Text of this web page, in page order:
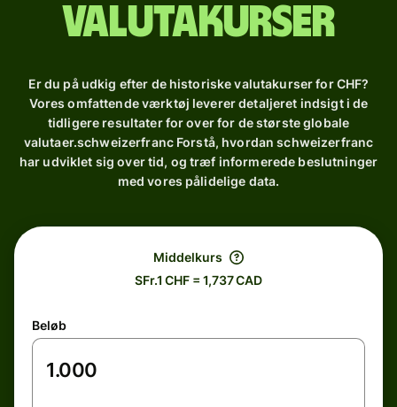
valutakurser
Er du på udkig efter de historiske valutakurser for CHF?
Vores omfattende værktøj leverer detaljeret indsigt i de
tidligere resultater for over for de største globale
valutaer.schweizerfranc Forstå, hvordan schweizerfranc
har udviklet sig over tid, og træf informerede beslutninger
med vores pålidelige data.
Middelkurs
SFr.1 CHF = 1,737 CAD
Beløb